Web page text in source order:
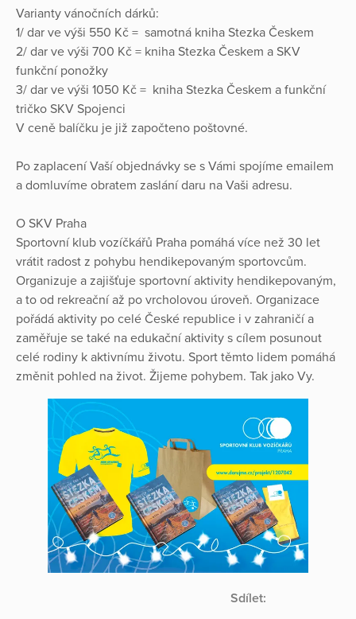
Varianty vánočních dárků:
1/ dar ve výši 550 Kč = samotná kniha Stezka Českem
2/ dar ve výši 700 Kč = kniha Stezka Českem a SKV
funkční ponožky
3/ dar ve výši 1050 Kč = kniha Stezka Českem a funkční
tričko SKV Spojenci
V ceně balíčku je již započteno poštovné.
Po zaplacení Vaší objednávky se s Vámi spojíme emailem
a domluvíme obratem zaslání daru na Vaši adresu.
O SKV Praha
Sportovní klub vozíčkářů Praha pomáhá více než 30 let
vrátit radost z pohybu hendikepovaným sportovcům.
Organizuje a zajišťuje sportovní aktivity hendikepovaným,
a to od rekreační až po vrcholovou úroveň. Organizace
pořádá aktivity po celé České republice i v zahraničí a
zaměřuje se také na edukační aktivity s cílem posunout
celé rodiny k aktivnímu životu. Sport těmto lidem pomáhá
změnit pohled na život. Žijeme pohybem. Tak jako Vy.
Sdílet: